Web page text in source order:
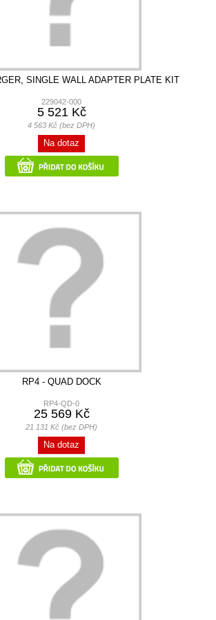
SINGLE WALL ADAPTER PLATE KIT
229042-000
5 521 Kč
4 563 Kč (bez DPH)
Na dotaz
RP4 - QUAD DOCK
RP4-QD-0
25 569 Kč
21 131 Kč (bez DPH)
Na dotaz